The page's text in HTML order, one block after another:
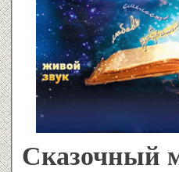
Сказочный